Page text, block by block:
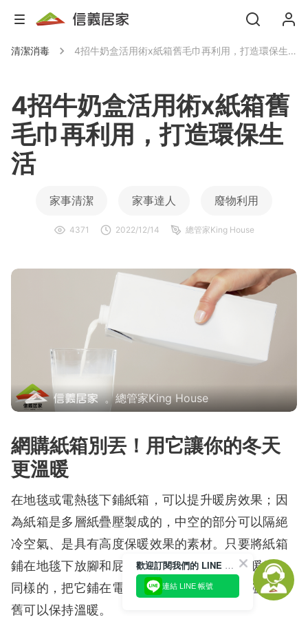
清潔消毒 4招牛奶盒活用術x紙箱舊毛巾再利用，打造環保生活
4招牛奶盒活用術x紙箱舊
毛巾再利用，打造環保生
活
家事清潔 家事達人 廢物利用
4371 2022/12/14 總管家King House
。總管家King House
網購紙箱別丟！用它讓你的冬天
更溫暖
在地毯或電熱毯下鋪紙箱，可以提升暖房效果；因
為紙箱是多層紙疊壓製成的，中空的部分可以隔絕
冷空氣、是具有高度保暖效果的素材。只要將紙箱
鋪在地毯下放腳和屁股的部位，就可以提升暖度；
同樣的，把它鋪在電熱毯下，就算降低設定溫度依
舊可以保持溫暖。
歡迎訂閱我們的 LINE 官方帳號
連結 LINE 帳號